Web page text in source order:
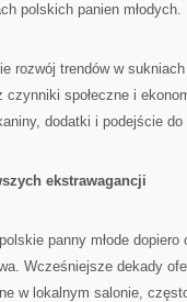
polskich panien młodych.
rozwój trendów w
społeczne i
dodatki i podejście
ekstrawagancji
panny młode dopiero
Wcześniejsze dekady
w lokalnym salonie,